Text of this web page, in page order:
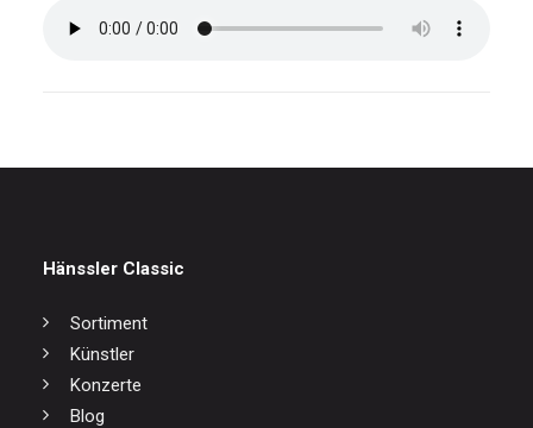
Hänssler Classic
Sortiment
Künstler
Konzerte
Blog